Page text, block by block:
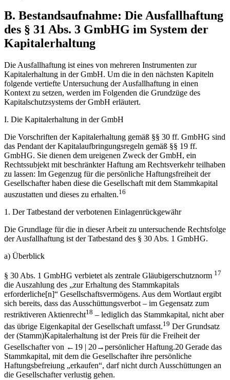
B. Bestandsaufnahme: Die Ausfallhaftung
des § 31 Abs. 3 GmbHG im System der
Kapitalerhaltung
Die Ausfallhaftung ist eines von mehreren Instrumenten zur
Kapitalerhaltung in der GmbH. Um die in den nächsten Kapiteln
folgende vertiefte Untersuchung der Ausfallhaftung in einen
Kontext zu setzen, werden im Folgenden die Grundzüge des
Kapitalschutzsystems der GmbH erläutert.
I. Die Kapitalerhaltung in der GmbH
Die Vorschriften der Kapitalerhaltung gemäß §§ 30 ff. GmbHG sind
das Pendant der Kapitalaufbringungsregeln gemäß §§ 19 ff.
GmbHG. Sie dienen dem ureigenen Zweck der GmbH, ein
Rechtssubjekt mit beschränkter Haftung am Rechtsverkehr teilhaben
zu lassen: Im Gegenzug für die persönliche Haftungsfreiheit der
Gesellschafter haben diese die Gesellschaft mit dem Stammkapital
auszustatten und dieses zu erhalten.16
1. Der Tatbestand der verbotenen Einlagenrückgewähr
Die Grundlage für die in dieser Arbeit zu untersuchende Rechtsfolge
der Ausfallhaftung ist der Tatbestand des § 30 Abs. 1 GmbHG.
a) Überblick
§ 30 Abs. 1 GmbHG verbietet als zentrale Gläubigerschutznorm 17
die Auszahlung des „zur Erhaltung des Stammkapitals
erforderliche[n]“ Gesellschaftsvermögens. Aus dem Wortlaut ergibt
sich bereits, dass das Ausschüttungsverbot – im Gegensatz zum
restriktiveren Aktienrecht18 – lediglich das Stammkapital, nicht aber
das übrige Eigenkapital der Gesellschaft umfasst.19 Der Grundsatz
der (Stamm)Kapitalerhaltung ist der Preis für die Freiheit der
Gesellschafter von ←19 | 20→persönlicher Haftung.20 Gerade das
Stammkapital, mit dem die Gesellschafter ihre persönliche
Haftungsbefreiung „erkaufen“, darf nicht durch Ausschüttungen an
die Gesellschafter verlustig gehen.